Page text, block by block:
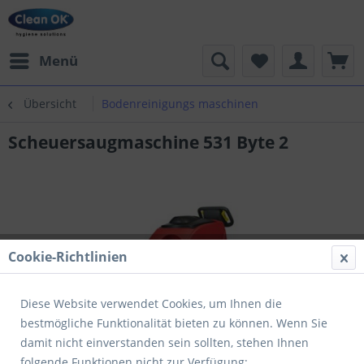
Menü
Übersicht Bodenreinigungs maschinen
Scheuersaugmaschine 531 Byte 2
Cookie-Richtlinien
Diese Website verwendet Cookies, um Ihnen die
bestmögliche Funktionalität bieten zu können. Wenn Sie
damit nicht einverstanden sein sollten, stehen Ihnen